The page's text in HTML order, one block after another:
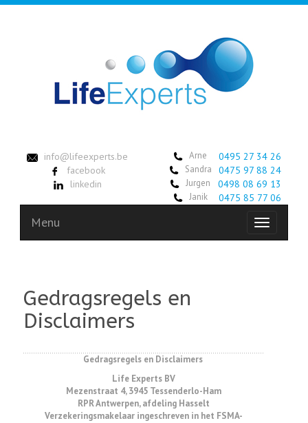
info@lifeexperts.be
facebook
linkedin
Arne 0495 27 34 26
Sandra 0475 97 88 24
Jurgen 0498 08 69 13
Janik 0475 85 77 06
Toggle
Menu
Gedragsregels en
Disclaimers
Gedragsregels en Disclaimers
Life Experts BV
Mezenstraat 4, 3945 Tessenderlo-Ham
RPR Antwerpen, afdeling Hasselt
Verzekeringsmakelaar ingeschreven in het FSMA-